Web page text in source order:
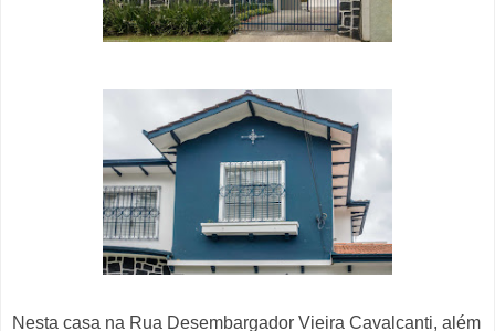
Nesta casa na Rua Desembargador Vieira Cavalcanti, além